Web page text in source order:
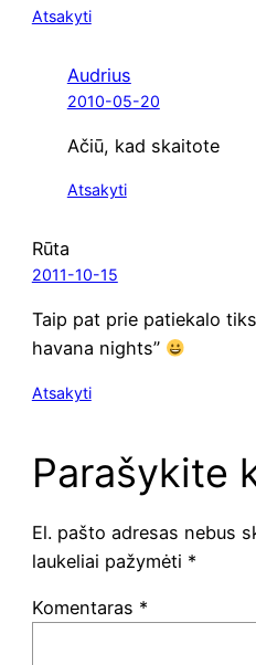
Atsakyti
Audrius
2010-05-20
Ačiū, kad skaitote
Atsakyti
Rūta
2011-10-15
Taip pat prie patie­ka­lo
hava­na nights”
Atsakyti
Parašykite
El. pašto adresas nebus
laukeliai pažymėti *
Komentaras *